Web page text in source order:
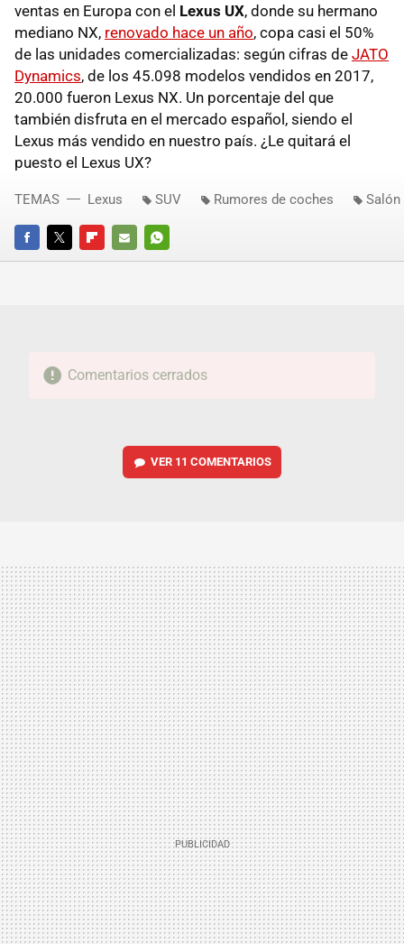
ventas en Europa con el Lexus UX, donde su hermano
mediano NX, renovado hace un año, copa casi el 50%
de las unidades comercializadas: según cifras de JATO
Dynamics, de los 45.098 modelos vendidos en 2017,
20.000 fueron Lexus NX. Un porcentaje del que
también disfruta en el mercado español, siendo el
Lexus más vendido en nuestro país. ¿Le quitará el
puesto el Lexus UX?
FACEBOOKTWITTERFLIPBOARD
E-
WHATSAPP
TEMAS Lexus SUV Rumores de coches Salón
Comentarios cerrados
VER 11 COMENTARIOS